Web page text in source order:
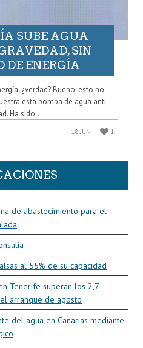
SUBE AGUA
SIN
DE ENERGÍA
¿verdad? Bueno, esto no
esta bomba de agua anti-
Ha sido..
18 JUN 1
de abastecimiento para el
al 55% de su capacidad
Tenerife superan los 2,7
arranque de agosto
del agua en Canarias mediante